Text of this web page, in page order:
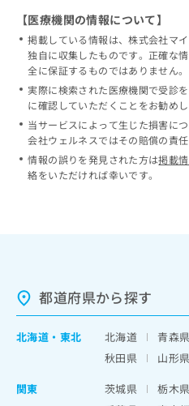
【医療機関の情報について】
掲載している情報は、株式会社マ
独自に収集したものです。正確な
全に保証するものではありません。
実際に検索された医療機関で受診
に確認していただくことをお勧めし
当サービスによって生じた損害に
会社ウェルネスではその賠償の責
情報の誤りを発見された方は掲載
絡をいただければ幸いです。
都道府県から探す
北海道 ・ 東北 北海道 青森県
秋田県
山形県
関東
茨城県 栃木県